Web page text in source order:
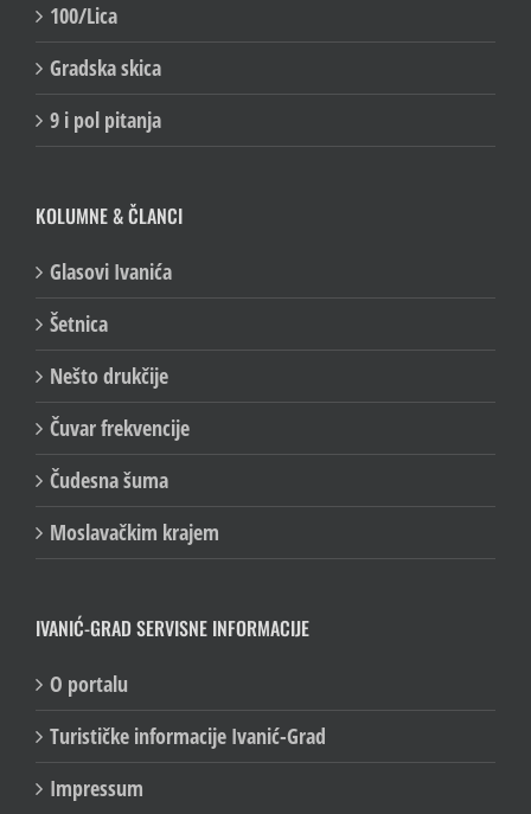
100/Lica
Gradska skica
9 i pol pitanja
KOLUMNE & ČLANCI
Glasovi Ivanića
Šetnica
Nešto drukčije
Čuvar frekvencije
Čudesna šuma
Moslavačkim krajem
IVANIĆ-GRAD SERVISNE INFORMACIJE
O portalu
Turističke informacije Ivanić-Grad
Impressum